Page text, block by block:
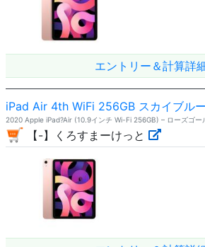
エントリー＆計算詳
iPad Air 4th WiFi 256GB スカイブルー
2020 Apple iPad?Air (10.9インチ Wi-Fi 256GB) – ローズゴー
【-】くろすまーけっと